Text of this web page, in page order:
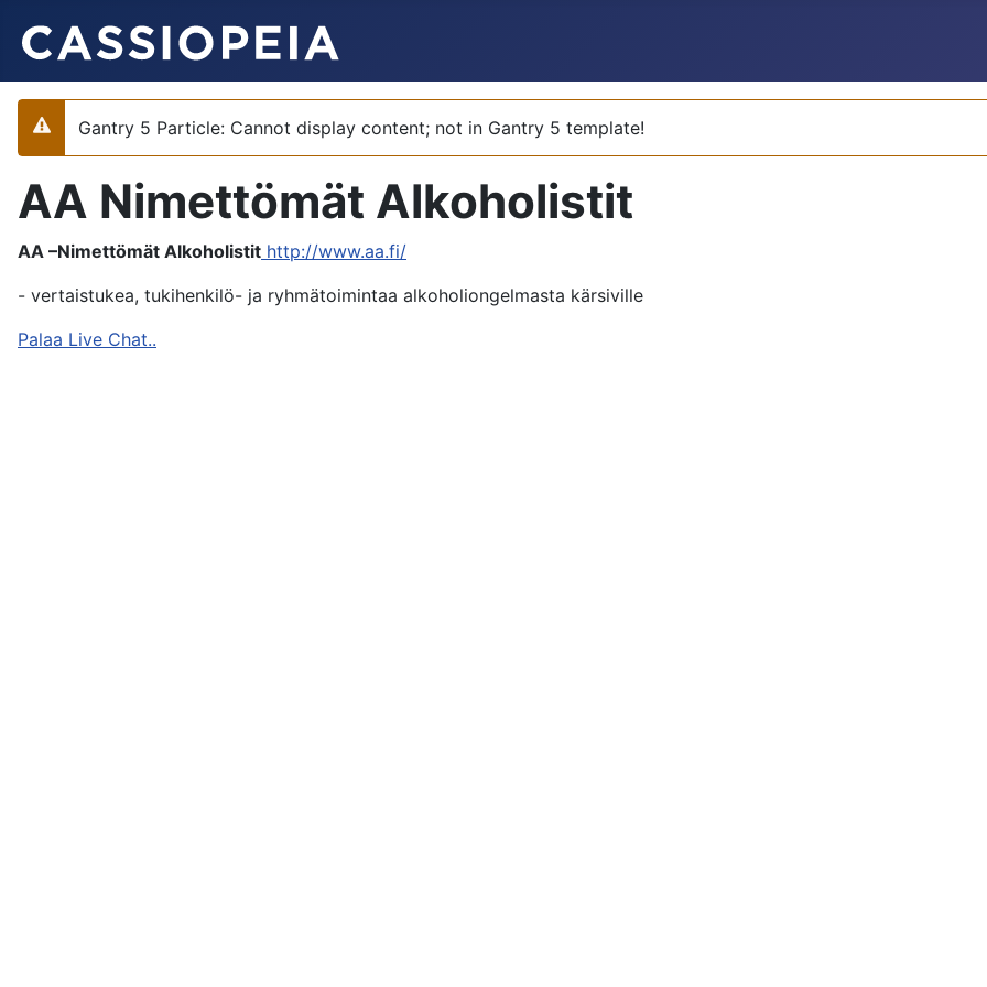
Varoitus
Gantry 5 Particle: Cannot display content; not in Gantry 5 template!
AA Nimettömät Alkoholistit
AA –Nimettömät Alkoholistit http://www.aa.fi/
- vertaistukea, tukihenkilö- ja ryhmätoimintaa alkoholiongelmasta kärsiville
Palaa Live Chat..